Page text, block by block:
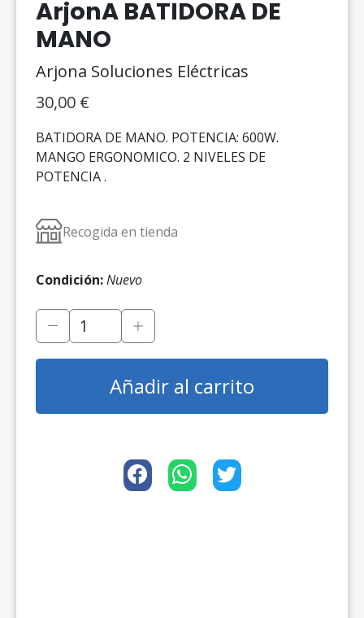
ArjonA BATIDORA DE
MANO
Arjona Soluciones Eléctricas
30,00 €
BATIDORA DE MANO. POTENCIA: 600W.
MANGO ERGONOMICO. 2 NIVELES DE
POTENCIA .
Recogida en tienda
Condición:Nuevo
Añadir al carrito